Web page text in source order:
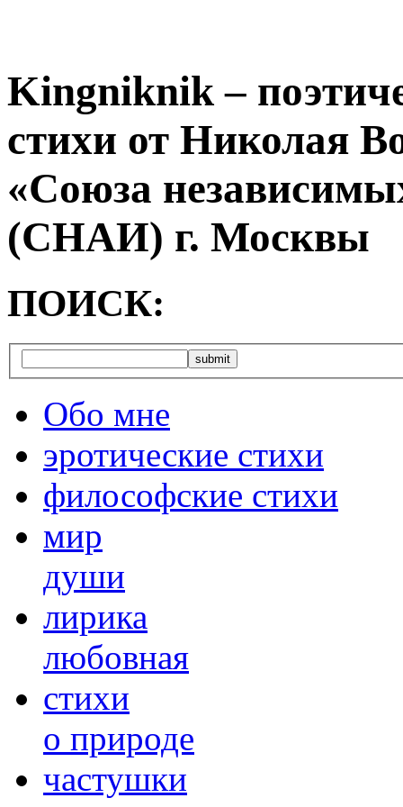
Kingniknik –
стихи от Николая
«Союза
(СНАИ) г. Москвы
ПОИСК:
Обо мне
эротические стихи
философские стихи
мир
души
лирика
любовная
cтихи
о природе
частушки